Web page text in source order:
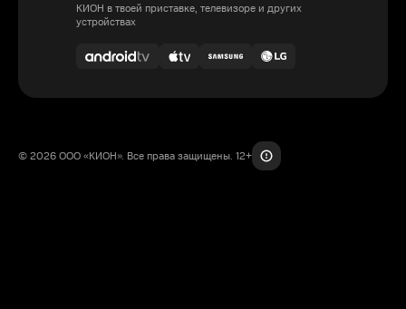
КИОН в твоей приставке, телевизоре и других
устройствах
© 2026 ООО «КИОН». Все права защищены. 12+